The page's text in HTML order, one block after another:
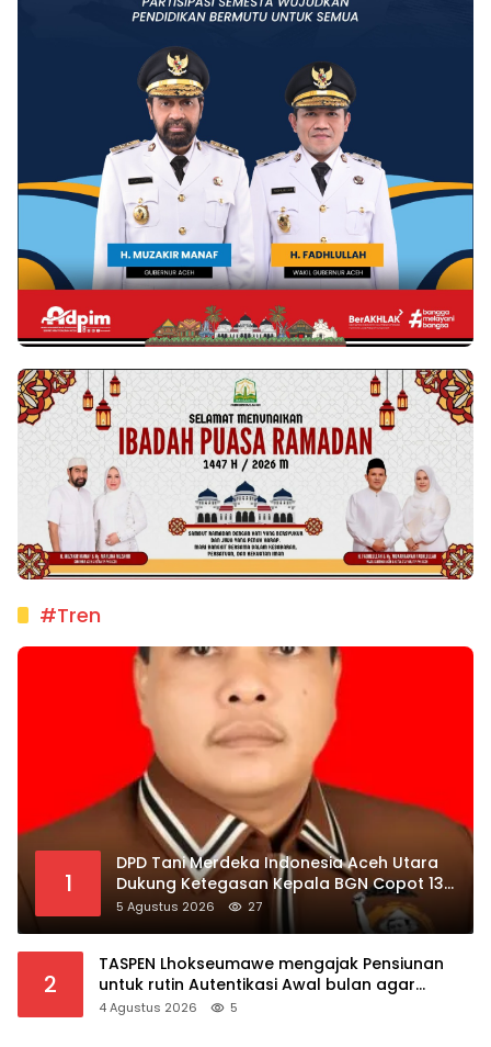
#Tren
1
DPD Tani Merdeka Indonesia Aceh Utara
Dukung Ketegasan Kepala BGN Copot 137
Kepala SPPG
5 Agustus 2026 27
2
TASPEN Lhokseumawe mengajak Pensiunan
untuk rutin Autentikasi Awal bulan agar
Manfaat Pensiun tetap Lancar
4 Agustus 2026 5